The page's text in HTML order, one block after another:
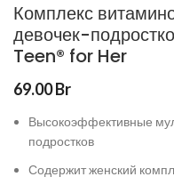
Комплекс
девочек-
Teen® for Her
69.00Br
Высокоэффективные
подростков
Содержит женский